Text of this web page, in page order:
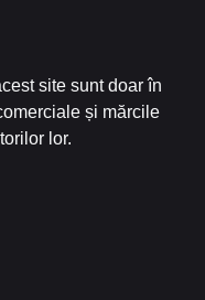
site sunt doar în
și mărcile
lor.